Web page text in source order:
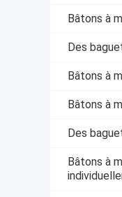
Bâtons à
Des
Bâtons à
Bâtons à
Des
Bâtons à